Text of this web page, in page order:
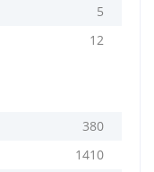
5
12
380
1410